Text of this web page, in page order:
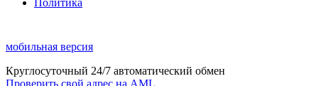
мобильная версия
Круглосуточный 24/7 автоматический обмен
Проверить свой адрес на AML